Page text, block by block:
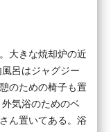
大きな焼却炉の近
呂はジャグジー
のための椅子も置
気浴のためのベ
ん置いてある。浴